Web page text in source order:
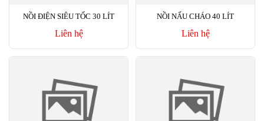
NỒI ĐIỆN SIÊU TỐC 30 LÍT
Liên hệ
NỒI NẤU CHÁO 40 LÍT
Liên hệ